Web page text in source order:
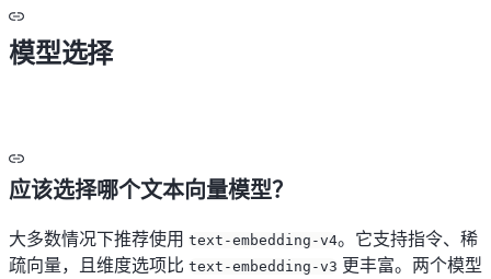
模型选择
应该选择哪个文本向量模型？
大多数情况下推荐使用 text-embedding-v4。它支持指令、稀
疏向量，且维度选项比 text-embedding-v3 更丰富。两个模型